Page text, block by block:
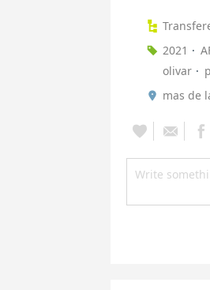
2021
olivar
mas de